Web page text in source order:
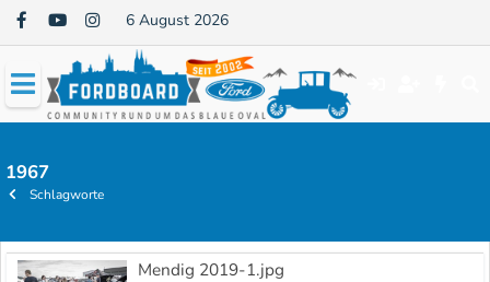
6 August 2026
1967
Schlagworte
Mendig 2019-1.jpg